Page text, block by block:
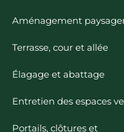
Aménagement
Terrasse, cour et allée
Élagage et abattage
Entretien des espaces
Portails, clôtures et